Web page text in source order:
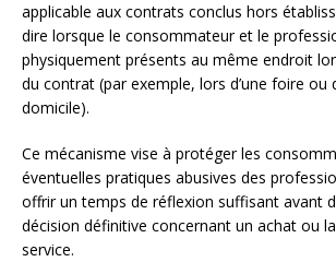
applicable aux contrats conclus hors
dire lorsque le consommateur et le
physiquement présents au même endroit
du contrat (par exemple, lors d’une foire ou
domicile).
Ce mécanisme vise à protéger les
éventuelles pratiques abusives des
offrir un temps de réflexion suffisant avant
décision définitive concernant un achat ou
service.